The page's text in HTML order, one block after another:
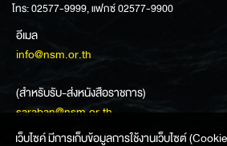
โทร: 02577-9999, แฟกซ์ 02577-9900
อีเมล
info@nsm.or.th
(สำหรับรับ-ส่งหนังสือราชการ)
saraban@nsm.or.th
เว็บไซค์ มีการเก็บข้อมูลการใช้งานเว็บไซต์